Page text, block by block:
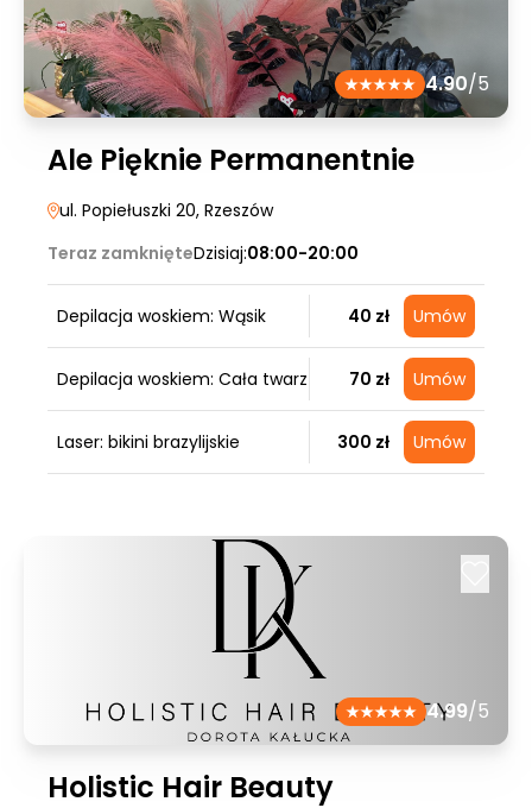
4.90/5
Ale Pięknie Permanentnie
ul. Popiełuszki 20, Rzeszów
Teraz zamknięteDzisiaj:08:00-20:00
Depilacja woskiem: Wąsik 40 zł Umów
Depilacja woskiem: Cała twarz 70 zł Umów
Laser: bikini brazylijskie 300 zł Umów
4.99/5
Holistic Hair Beauty